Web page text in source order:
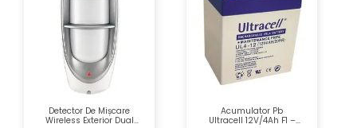
Detector De Mișcare
Wireless Exterior Dual
Acumulator Pb
Ultracell 12V/4Ah F1 –